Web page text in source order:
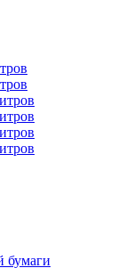
бумаги